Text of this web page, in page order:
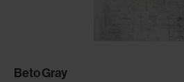
Beto Gray